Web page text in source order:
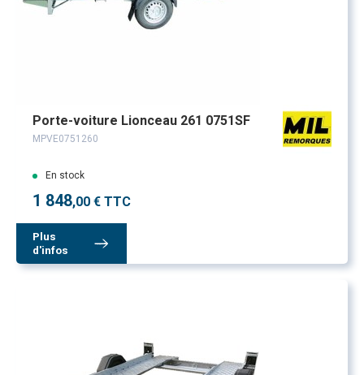
Porte-voiture Lionceau 261 0751SF
MPVE0751260
En stock
1 848,00 € TTC
Plus
d'infos